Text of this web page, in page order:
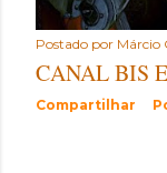
Postado por Márcio
CANAL BIS
Compartilhar